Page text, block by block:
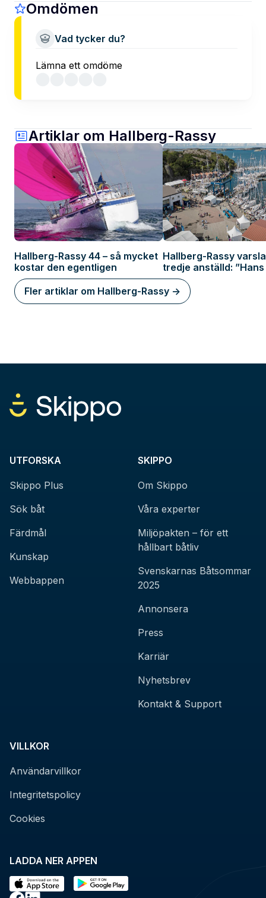
Omdömen
Vad tycker du?
Lämna ett omdöme
Artiklar om Hallberg-Rassy
Hallberg-Rassy 44 – så mycket
kostar den egentligen
Hallberg-Rassy
tredje anställd:
förlamar marknaden”
Fler artiklar om Hallberg-Rassy ->
LADDA NER APPEN
UTFORSKA
Skippo Plus
Sök båt
Färdmål
Kunskap
Webbappen
SKIPPO
Om Skippo
Våra experter
Miljöpakten – för ett
hållbart båtliv
Svenskarnas Båtsommar
2025
Annonsera
Press
Karriär
Nyhetsbrev
Kontakt & Support
VILLKOR
Användarvillkor
Integritetspolicy
Cookies